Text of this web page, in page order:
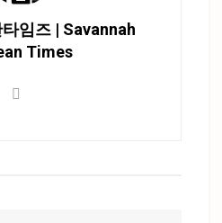
임즈 | Savannah
Times